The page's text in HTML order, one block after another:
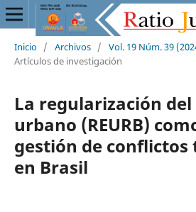
Inicio / Archivos / Vol. 19 Núm. 39
Artículos de investigación
La regularización del
urbano (REURB)
gestión de
en Brasil